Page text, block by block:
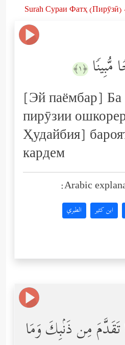
Surah Сураи Фатҳ (Пирӯзӣ)
﴿١﴾
[Эй паёмбар]
пирӯзии
Ҳудайбия]
кардем
Arabic
ابن كثير الطبري
تَقَدَّمَ مِن ذَنۢبِكَ وَمَا